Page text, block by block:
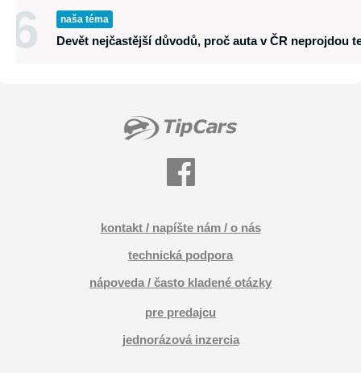
6 naša téma
Devět nejčastější důvodů, proč auta v ČR neprojdou
kontakt / napíšte nám / o nás
technická podpora
nápoveda / často kladené otázky
pre predajcu
jednorázová inzercia